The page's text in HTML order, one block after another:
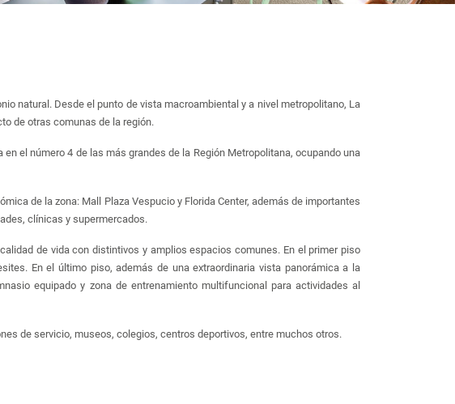
natural. Desde el punto de vista macroambiental y a nivel metropolitano, La
de otras comunas de la región.
el número 4 de las más grandes de la Región Metropolitana, ocupando una
de la zona: Mall Plaza Vespucio y Florida Center, además de importantes
clínicas y supermercados.
de vida con distintivos y amplios espacios comunes. En el primer piso
En el último piso, además de una extraordinaria vista panorámica a la
equipado y zona de entrenamiento multifuncional para actividades al
de servicio, museos, colegios, centros deportivos, entre muchos otros.